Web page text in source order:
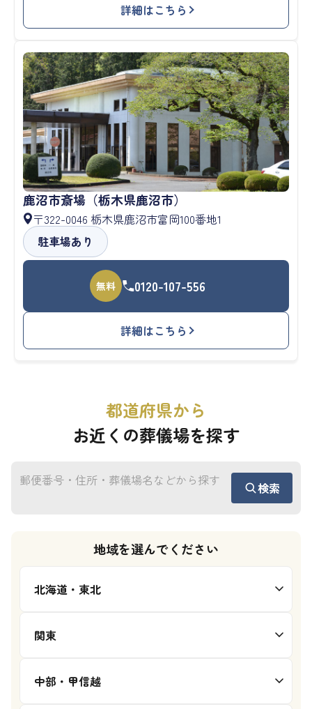
詳細はこちら
鹿沼市斎場（栃木県鹿沼市）
〒322-0046 栃木県鹿沼市富岡100番地1
駐車場あり
無料 0120-107-556
詳細はこちら
都道府県から
お近くの葬儀場を探す
地域を選んでください
北海道・東北
関東
中部・甲信越
検索